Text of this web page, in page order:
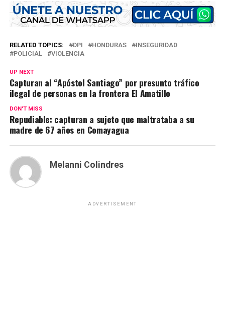
RELATED TOPICS: DPI HONDURAS
INSEGURIDAD
POLICIAL
VIOLENCIA
UP NEXT
Capturan al “Apóstol Santiago” por presunto tráfico
ilegal de personas en la frontera El Amatillo
DON'T MISS
Repudiable: capturan a sujeto que maltrataba a su
madre de 67 años en Comayagua
Melanni Colindres
ADVERTISEMENT